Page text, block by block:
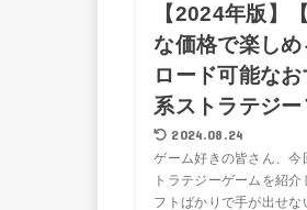
【2024年版】
な価格で楽し
ロード可能な
系ストラテジー
2024.08.24
ゲーム好きの皆さん、今
トラテジーゲームを紹
フトばかりで手が出せ